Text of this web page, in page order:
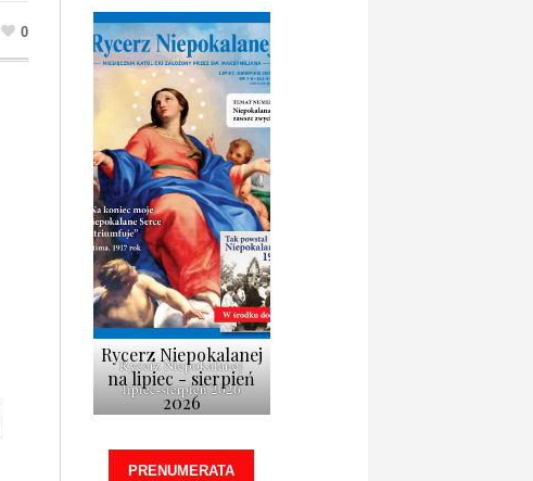
0
Rycerz Niepokalanej
lipiec-sierpień 2026
Rycerz Niepokalanej
na lipiec - sierpień
2026
PRENUMERATA